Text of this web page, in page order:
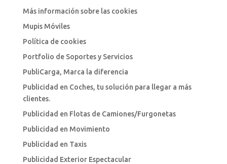
Más información sobre las cookies
Mupis Móviles
Política de cookies
Portfolio de Soportes y Servicios
PubliCarga, Marca la diferencia
Publicidad en Coches, tu solución para llegar a más
clientes.
Publicidad en Flotas de Camiones/Furgonetas
Publicidad en Movimiento
Publicidad en Taxis
Publicidad Exterior Espectacular